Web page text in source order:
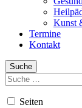
Kunst
Termine
Kontakt
Suche
Suchen
nach:
Seiten